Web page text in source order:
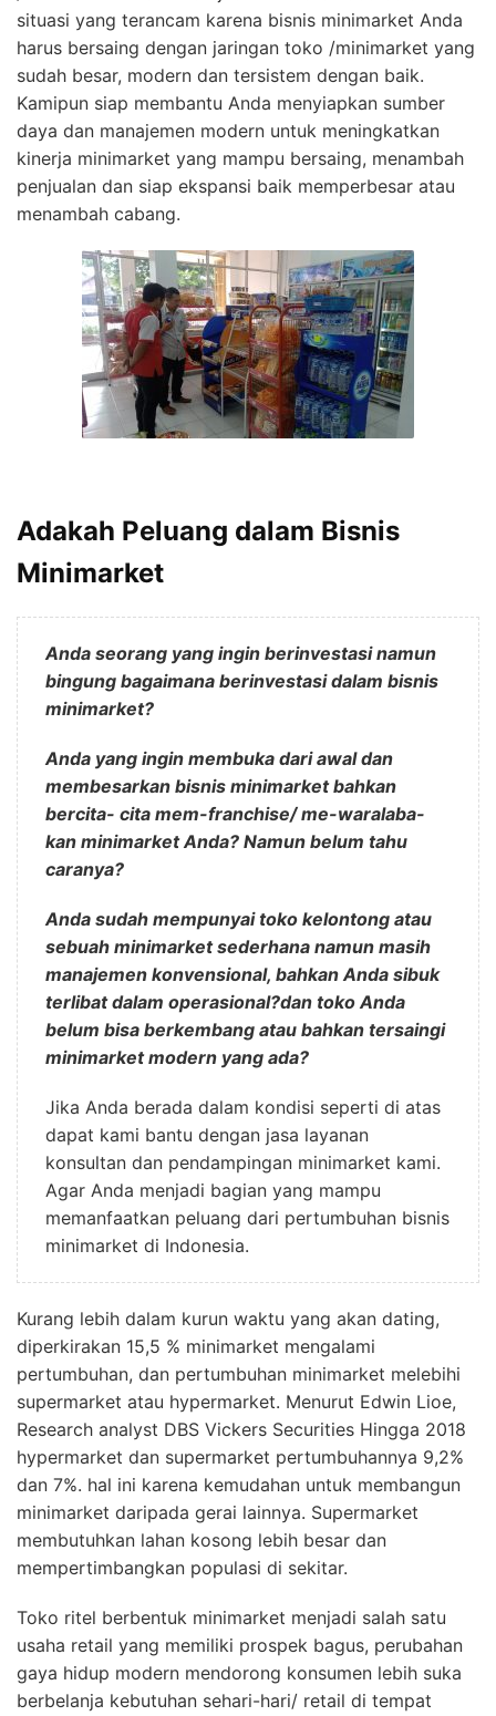
situasi yang terancam karena bisnis minimarket Anda
harus bersaing dengan jaringan toko /minimarket yang
sudah besar, modern dan tersistem dengan baik.
Kamipun siap membantu Anda menyiapkan sumber
daya dan manajemen modern untuk meningkatkan
kinerja minimarket yang mampu bersaing, menambah
penjualan dan siap ekspansi baik memperbesar atau
menambah cabang.
Adakah Peluang dalam Bisnis
Minimarket
Anda seorang yang ingin berinvestasi namun
bingung bagaimana berinvestasi dalam bisnis
minimarket?
Anda yang ingin membuka dari awal dan
membesarkan bisnis minimarket bahkan
bercita- cita mem-franchise/ me-waralaba-
kan minimarket Anda? Namun belum tahu
caranya?
Anda sudah mempunyai toko kelontong atau
sebuah minimarket sederhana namun masih
manajemen konvensional, bahkan Anda sibuk
terlibat dalam operasional?dan toko Anda
belum bisa berkembang atau bahkan tersaingi
minimarket modern yang ada?
Jika Anda berada dalam kondisi seperti di atas
dapat kami bantu dengan jasa layanan
konsultan dan pendampingan minimarket kami.
Agar Anda menjadi bagian yang mampu
memanfaatkan peluang dari pertumbuhan bisnis
minimarket di Indonesia.
Kurang lebih dalam kurun waktu yang akan dating,
diperkirakan 15,5 % minimarket mengalami
pertumbuhan, dan pertumbuhan minimarket melebihi
supermarket atau hypermarket. Menurut Edwin Lioe,
Research analyst DBS Vickers Securities Hingga 2018
hypermarket dan supermarket pertumbuhannya 9,2%
dan 7%. hal ini karena kemudahan untuk membangun
minimarket daripada gerai lainnya. Supermarket
membutuhkan lahan kosong lebih besar dan
mempertimbangkan populasi di sekitar.
Toko ritel berbentuk minimarket menjadi salah satu
usaha retail yang memiliki prospek bagus, perubahan
gaya hidup modern mendorong konsumen lebih suka
berbelanja kebutuhan sehari-hari/ retail di tempat